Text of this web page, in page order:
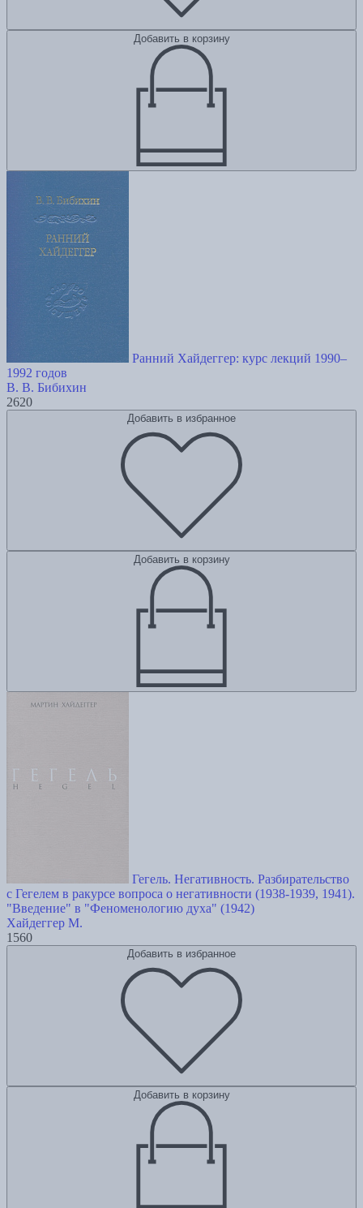
Добавить в корзину
Ранний Хайдеггер: курс лекций 1990–
1992 годов
В. В. Бибихин
2620
Добавить в избранное
Добавить в корзину
Гегель. Негативность. Разбирательство
с Гегелем в ракурсе вопроса о негативности (1938-1939, 1941).
"Введение" в "Феноменологию духа" (1942)
Хайдеггер М.
1560
Добавить в избранное
Добавить в корзину